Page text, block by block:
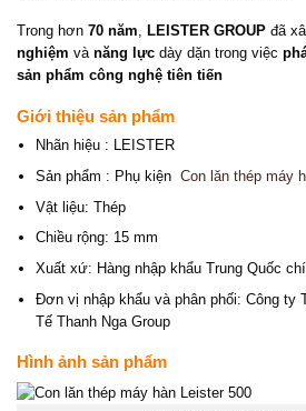
Trong hơn 70 năm LEISTER GROUP đã
nghiệm và năng lực dày dặn trong việc
sản phẩm công nghệ tiên tiến
Giới thiệu sản phẩm
Nhãn hiệu : LEISTER
Sản phẩm : Phụ kiện Con lăn thép máy
Vật liệu: Thép
Chiều rộng: 15 mm
Xuất xứ: Hàng nhập khẩu Trung Quốc
Đơn vị nhập khẩu và phân phối: Công ty
Tế Thanh Nga Group
Hình ảnh sản phẩm